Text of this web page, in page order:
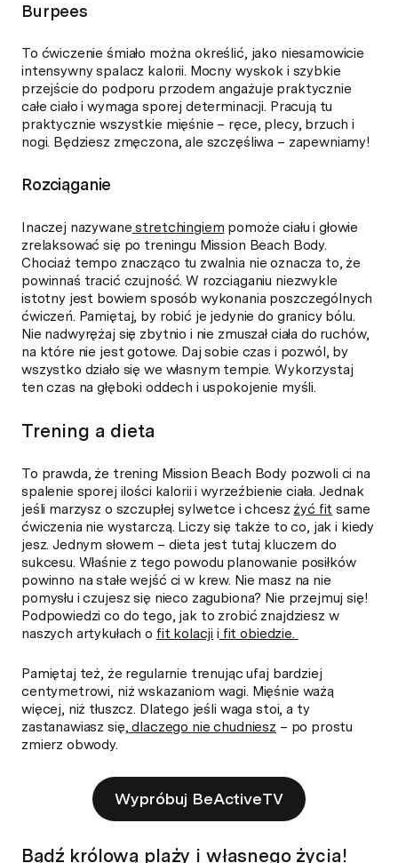
Burpees
To ćwiczenie śmiało można określić, jako niesamowicie
intensywny spalacz kalorii. Mocny wyskok i szybkie
przejście do podporu przodem angażuje praktycznie
całe ciało i wymaga sporej determinacji. Pracują tu
praktycznie wszystkie mięśnie – ręce, plecy, brzuch i
nogi. Będziesz zmęczona, ale szczęśliwa – zapewniamy!
Rozciąganie
Inaczej nazywane stretchingiem pomoże ciału i głowie
zrelaksować się po treningu Mission Beach Body.
Chociaż tempo znacząco tu zwalnia nie oznacza to, że
powinnaś tracić czujność. W rozciąganiu niezwykle
istotny jest bowiem sposób wykonania poszczególnych
ćwiczeń. Pamiętaj, by robić je jedynie do granicy bólu.
Nie nadwyrężaj się zbytnio i nie zmuszał ciała do ruchów,
na które nie jest gotowe. Daj sobie czas i pozwól, by
wszystko działo się we własnym tempie. Wykorzystaj
ten czas na głęboki oddech i uspokojenie myśli.
Trening a dieta
To prawda, że trening Mission Beach Body pozwoli ci na
spalenie sporej ilości kalorii i wyrzeźbienie ciała. Jednak
jeśli marzysz o szczupłej sylwetce i chcesz żyć fit same
ćwiczenia nie wystarczą. Liczy się także to co, jak i kiedy
jesz. Jednym słowem – dieta jest tutaj kluczem do
sukcesu. Właśnie z tego powodu planowanie posiłków
powinno na stałe wejść ci w krew. Nie masz na nie
pomysłu i czujesz się nieco zagubiona? Nie przejmuj się!
Podpowiedzi co do tego, jak to zrobić znajdziesz w
naszych artykułach o fit kolacji i fit obiedzie.
Pamiętaj też, że regularnie trenując ufaj bardziej
centymetrowi, niż wskazaniom wagi. Mięśnie ważą
więcej, niż tłuszcz. Dlatego jeśli waga stoi, a ty
zastanawiasz się, dlaczego nie chudniesz – po prostu
zmierz obwody.
Wypróbuj BeActiveTV
Bądź królową plaży i własnego życia!